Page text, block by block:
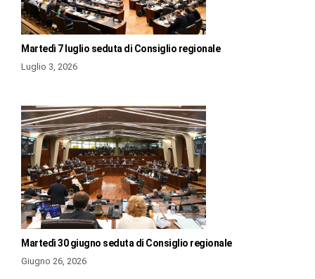
Martedì 7 luglio seduta di Consiglio regionale
Luglio 3, 2026
Martedì 30 giugno seduta di Consiglio regionale
Giugno 26, 2026